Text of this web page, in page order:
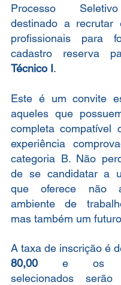
Processo
destinado a recrutar
profissionais para
cadastro reserva
Técnico I.
Este é um convite
aqueles que
completa compatível
experiência
categoria B. Não
de se candidatar a
que oferece não
ambiente de
mas também um
A taxa de inscrição é
80,00 e os
selecionados serão